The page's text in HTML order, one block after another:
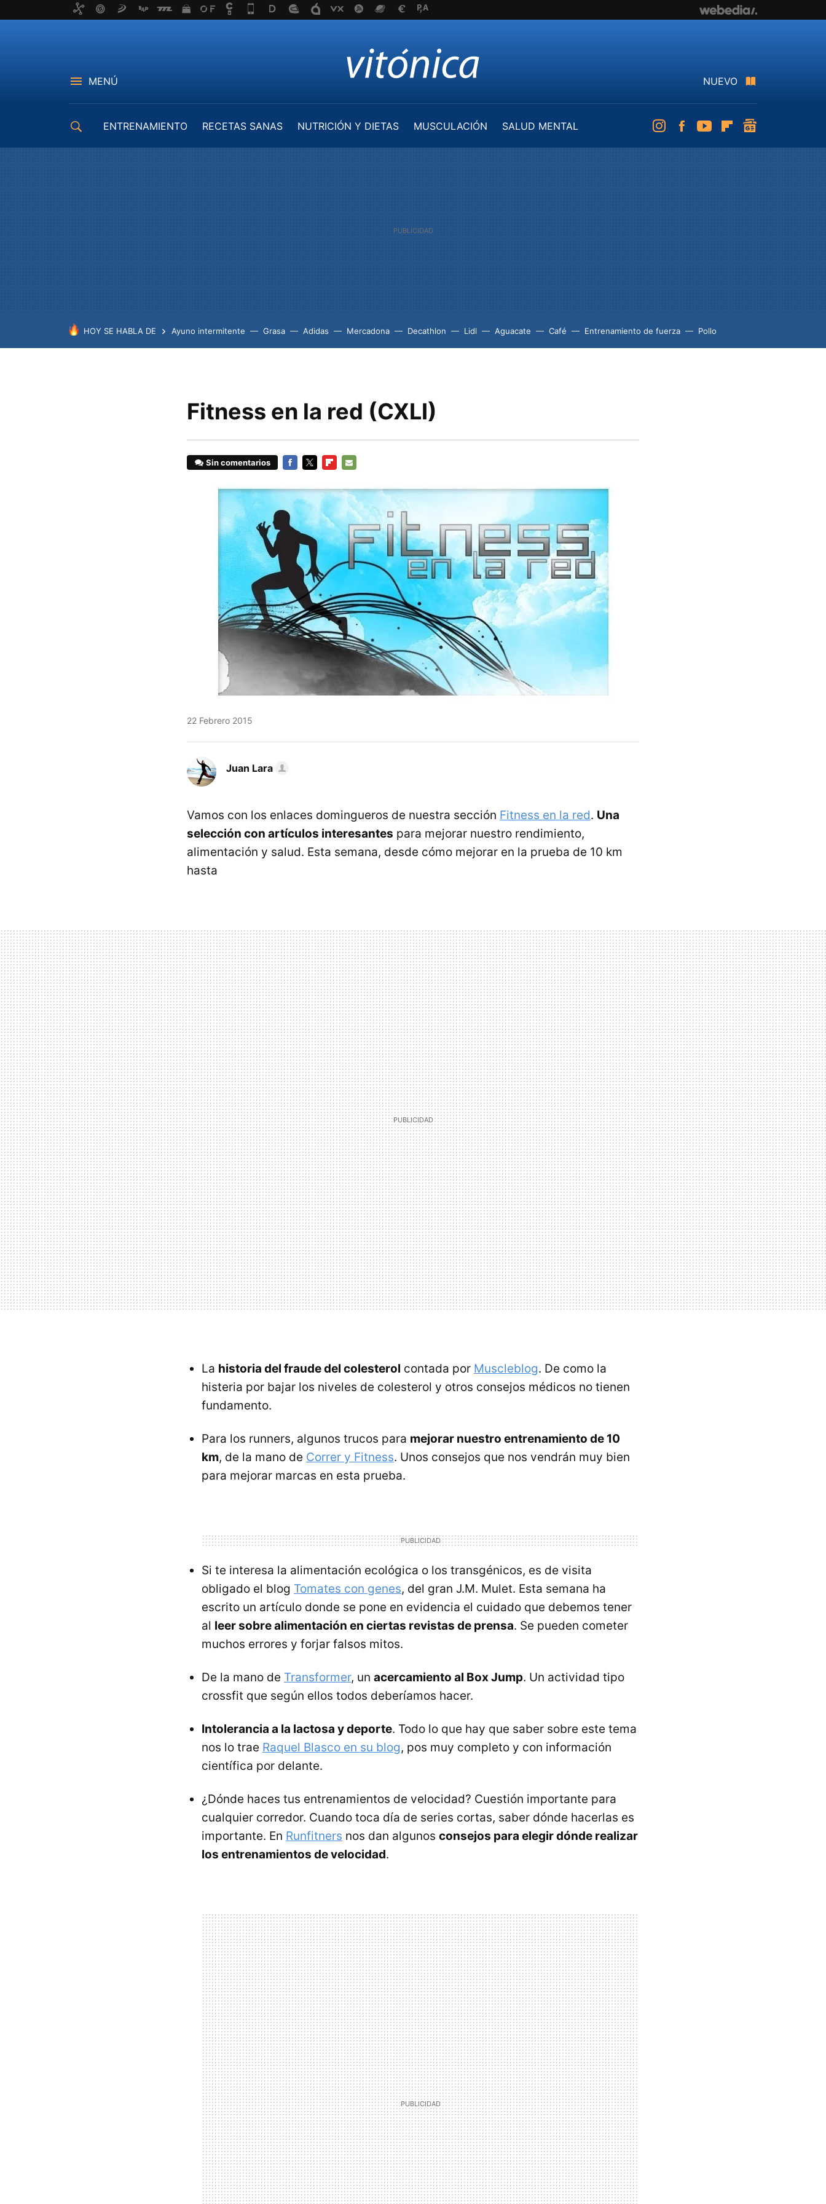
MENÚ NUEVO
ENTRENAMIENTO RECETAS SANAS NUTRICIÓN Y DIETAS MUSCULACIÓN
SALUD MENTAL
InstagramFacebookYoutubeFlipboard
HOY SE HABLA DE Ayuno intermitente Grasa Adidas Mercadona Decathlon Lidl Aguacate Café Entrenamiento de fuerza Pollo
Fitness en la red (CXLI)
Sin comentarios
MAIL
22 Febrero 2015
Juan Lara
Vamos con los enlaces domingueros de nuestra sección Fitness en la red. Una
selección con artículos interesantes para mejorar nuestro rendimiento,
alimentación y salud. Esta semana, desde cómo mejorar en la prueba de 10 km
hasta
La historia del fraude del colesterol contada por Muscleblog. De como la
histeria por bajar los niveles de colesterol y otros consejos médicos no tienen
fundamento.
Para los runners, algunos trucos para mejorar nuestro entrenamiento de 10
km, de la mano de Correr y Fitness. Unos consejos que nos vendrán muy bien
para mejorar marcas en esta prueba.
Si te interesa la alimentación ecológica o los transgénicos, es de visita
obligado el blog Tomates con genes, del gran J.M. Mulet. Esta semana ha
escrito un artículo donde se pone en evidencia el cuidado que debemos tener
al leer sobre alimentación en ciertas revistas de prensa. Se pueden cometer
muchos errores y forjar falsos mitos.
De la mano de Transformer, un acercamiento al Box Jump. Un actividad tipo
crossfit que según ellos todos deberíamos hacer.
Intolerancia a la lactosa y deporte. Todo lo que hay que saber sobre este tema
nos lo trae Raquel Blasco en su blog, pos muy completo y con información
científica por delante.
¿Dónde haces tus entrenamientos de velocidad? Cuestión importante para
cualquier corredor. Cuando toca día de series cortas, saber dónde hacerlas es
importante. En Runfitners nos dan algunos consejos para elegir dónde realizar
los entrenamientos de velocidad.